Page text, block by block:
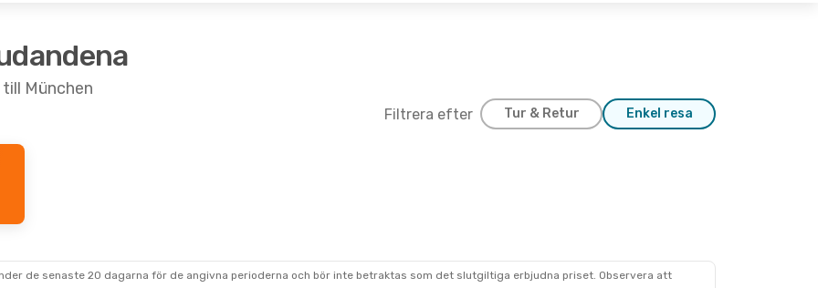
München
Filtrera efter Tur & Retur Enkel resa
de senaste 20 dagarna för de angivna perioderna och bör inte betraktas som det slutgiltiga erbjudna priset. Observera att